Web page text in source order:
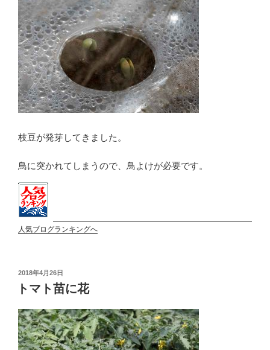
枝豆が発芽してきました。
鳥に突かれてしまうので、鳥よけが必要です。
人気ブログランキングへ
投
稿
日:
2018年4月26日
トマト苗に花